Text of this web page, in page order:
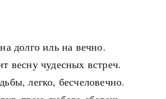
долго иль на вечно.
весну чудесных встреч.
легко, бесчеловечно.